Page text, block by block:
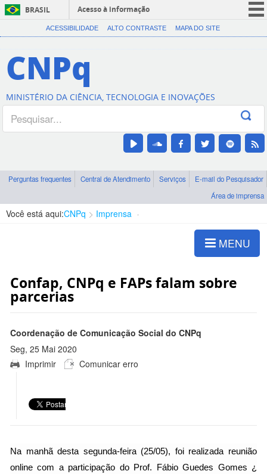
BRASIL
Acesso à informação
CORONAVÍRUS (COVID-19)
Canais
ACESSIBILIDADE ALTO CONTRASTE MAPA DO SITE
CNPq
MINISTÉRIO DA CIÊNCIA, TECNOLOGIA E INOVAÇÕES
Perguntas frequentes Central de Atendimento Serviços
E-mail do Pesquisador
Área de imprensa
Você está aqui:CNPq Imprensa
MENU
Confap, CNPq e FAPs falam sobre
parcerias
Coordenação de Comunicação Social do CNPq
Seg, 25 Mai 2020
18:13:00 -0300
Imprimir Comunicar erro
Na manhã desta segunda-feira (25/05), foi realizada reunião
online com a participação do Prof. Fábio Guedes Gomes ¿